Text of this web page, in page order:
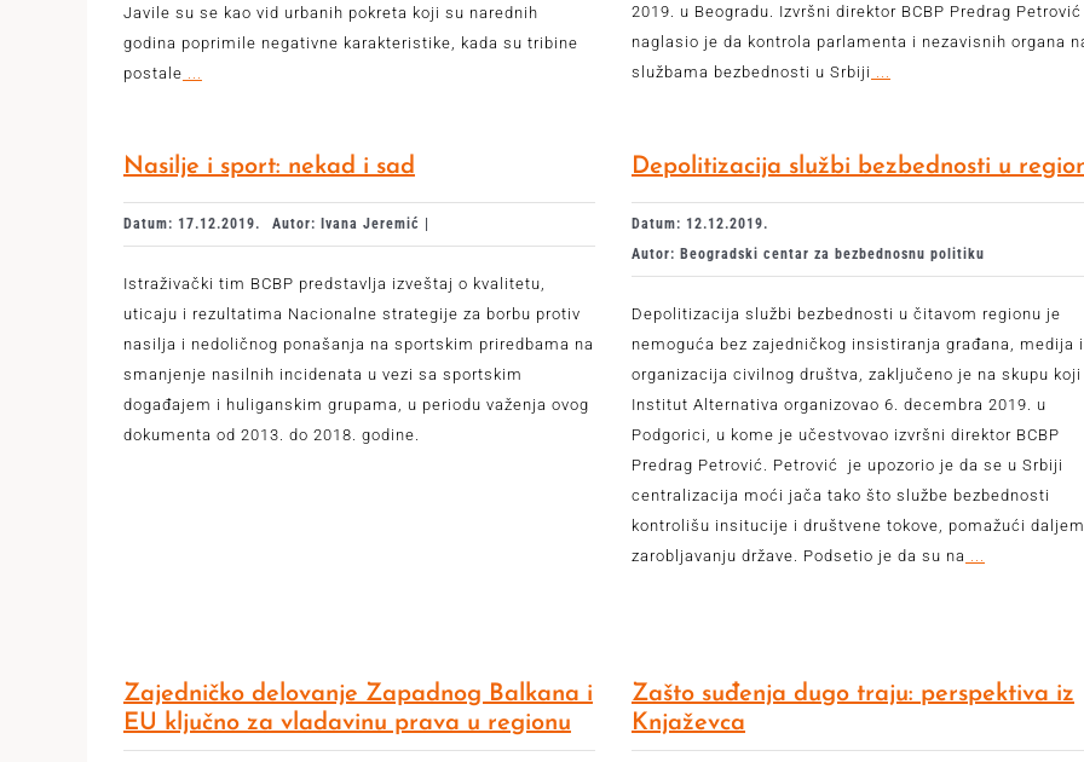
Javile su se kao vid urbanih pokreta koji su narednih
godina poprimile negativne karakteristike, kada su tribine
postale
2019. u Beogradu. Izvršni direktor BCBP Predrag Petrović
naglasio je da kontrola parlamenta i nezavisnih organa
službama bezbednosti u Srbiji
Nasilje i sport: nekad i sad
Datum: 17.12.2019. Autor: Ivana Jeremić |
Istraživački tim BCBP predstavlja izveštaj o kvalitetu,
uticaju i rezultatima Nacionalne strategije za borbu protiv
nasilja i nedoličnog ponašanja na sportskim priredbama na
smanjenje nasilnih incidenata u vezi sa sportskim
događajem i huliganskim grupama, u periodu važenja ovog
dokumenta od 2013. do 2018. godine.
Depolitizacija službi bezbednosti u
Datum: 12.12.2019.
Autor: Beogradski centar za bezbednosnu politiku
Depolitizacija službi bezbednosti u čitavom regionu je
nemoguća bez zajedničkog insistiranja građana, medija i
organizacija civilnog društva, zaključeno je na skupu
Institut Alternativa organizovao 6. decembra 2019. u
Podgorici, u kome je učestvovao izvršni direktor BCBP
Predrag Petrović. Petrović je upozorio je da se u Srbiji
centralizacija moći jača tako što službe bezbednosti
kontrolišu insitucije i društvene tokove, pomažući daljem
zarobljavanju države. Podsetio je da su na ...
Zajedničko delovanje Zapadnog Balkana i
EU ključno za vladavinu prava u regionu
Zašto suđenja dugo traju: perspektiva iz
Knjaževca